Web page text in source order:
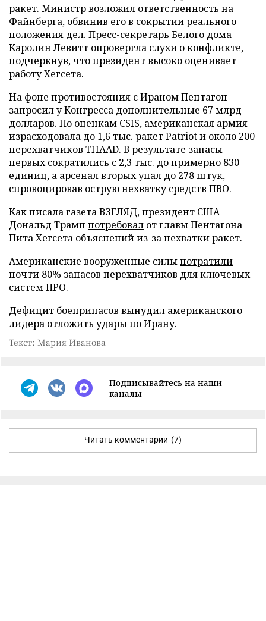
ракет. Министр возложил ответственность на
Файнберга, обвинив его в сокрытии реального
положения дел. Пресс-секретарь Белого дома
Каролин Левитт опровергла слухи о конфликте,
подчеркнув, что президент высоко оценивает
работу Хегсета.
На фоне противостояния с Ираном Пентагон
запросил у Конгресса дополнительные 67 млрд
долларов. По оценкам CSIS, американская армия
израсходовала до 1,6 тыс. ракет Patriot и около 200
перехватчиков THAAD. В результате запасы
первых сократились с 2,3 тыс. до примерно 830
единиц, а арсенал вторых упал до 278 штук,
спровоцировав острую нехватку средств ПВО.
Как писала газета ВЗГЛЯД, президент США
Дональд Трамп потребовал от главы Пентагона
Пита Хегсета объяснений из-за нехватки ракет.
Американские вооруженные силыпотратили
почти 80% запасов перехватчиков для ключевых
систем ПРО.
Дефицит боеприпасов вынудил американского
лидера отложить удары по Ирану.
Текст: Мария Иванова
Подписывайтесь на наши
каналы
Читать комментарии (7)